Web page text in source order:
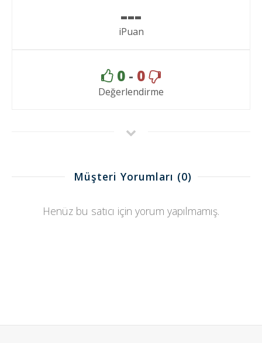
---
iPuan
0 - 0
Değerlendirme
Müşteri Yorumları (0)
Henüz bu satıcı için yorum yapılmamış.